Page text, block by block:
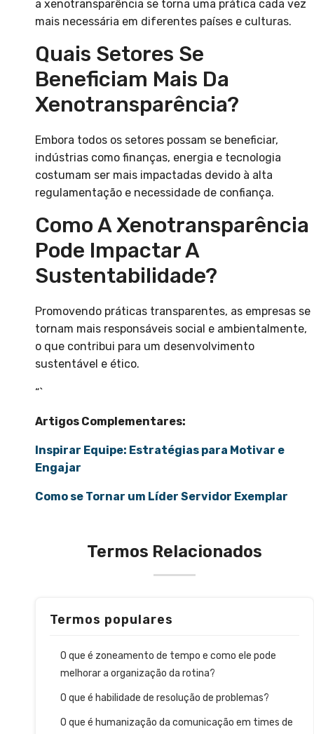
a xenotransparência se torna uma prática cada vez
mais necessária em diferentes países e culturas.
Quais Setores Se
Beneficiam Mais Da
Xenotransparência?
Embora todos os setores possam se beneficiar,
indústrias como finanças, energia e tecnologia
costumam ser mais impactadas devido à alta
regulamentação e necessidade de confiança.
Como A Xenotransparência
Pode Impactar A
Sustentabilidade?
Promovendo práticas transparentes, as empresas se
tornam mais responsáveis social e ambientalmente,
o que contribui para um desenvolvimento
sustentável e ético.
“`
Artigos Complementares:
Inspirar Equipe: Estratégias para Motivar e
Engajar
Como se Tornar um Líder Servidor Exemplar
Termos Relacionados
Termos populares
O que é zoneamento de tempo e como ele pode
melhorar a organização da rotina?
O que é habilidade de resolução de problemas?
O que é humanização da comunicação em times de